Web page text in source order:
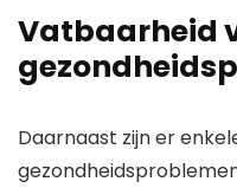
Vatbaarheid
Daarnaast zijn er